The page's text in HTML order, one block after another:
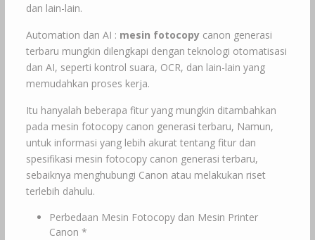
dan lain-lain.
Automation dan AI : mesin fotocopycanon generasi
terbaru mungkin dilengkapi dengan teknologi otomatisasi
dan AI, seperti kontrol suara, OCR, dan lain-lain yang
memudahkan proses kerja.
Itu hanyalah beberapa fitur yang mungkin ditambahkan
pada mesin fotocopy canon generasi terbaru, Namun,
untuk informasi yang lebih akurat tentang fitur dan
spesifikasi mesin fotocopy canon generasi terbaru,
sebaiknya menghubungi Canon atau melakukan riset
terlebih dahulu.
Perbedaan Mesin Fotocopy dan Mesin Printer
Canon *